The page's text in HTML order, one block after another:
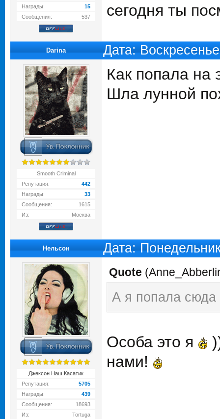
Награды:
15
Сообщения:
537
сегодня ты
Darina Дата:
Smooth Criminal
Репутация:
442
Награды:
33
Сообщения:
1615
Из:
Москва
Как попала на
Шла лунной
Нельсон Дата:
Джексон Наш Касатик
Репутация:
5705
Награды:
439
Сообщения:
18693
Из:
Tortuga
Quote (
А я попала сюда
Особа это я
нами!